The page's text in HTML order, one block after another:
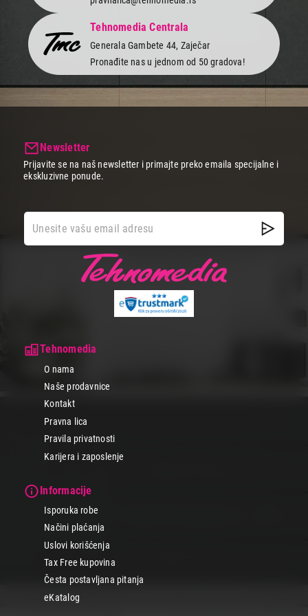
Tehnomedia Centrala
Generala Gambete 44, Zaječar
Pronađite nas u jednom od 50 gradova!
Tehnomedia
O nama
Naše prodavnice
Kontakt
Pravna lica
Pravila privatnosti
Karijera i zaposlenje
Informacije
Isporuka robe
Načini plaćanja
Uslovi korišćenja
Tax Free kupovina
Česta postavljana pitanja
eKatalog
Newsletter
Prijavite se na naš newsletter i primajte preko emaila specijalne i
ekskluzivne ponude.